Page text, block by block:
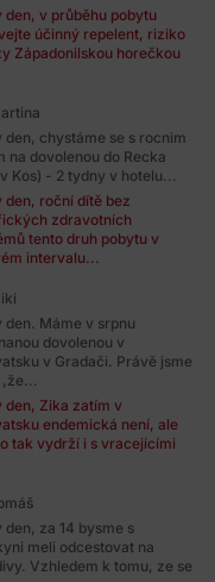
den, v průběhu pobytu
účinný repelent, riziko
Západonilskou horečkou
den, chystáme se s rocnim
na dovolenou do Recka
Kos) - 2 tydny v hotelu...
den, roční dítě bez
zdravotních
tento druh pobytu v
intervalu...
den. Máme v srpnu
dovolenou v
v Gradači. Právě jsme
den, Zika zatím v
endemická není, ale
tak vydrží i s vracejícími
den, za 14 bysme s
meli odcestovat na
Vzhledem k tomu, ze se